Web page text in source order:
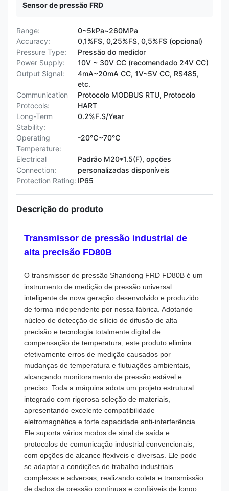
Sensor de pressão FRD
Range:
0~5kPa~260MPa
Accuracy:
0,1%FS, 0,25%FS, 0,5%FS (opcional)
Pressure Type:
Pressão do medidor
Power Supply:
10V ~ 30V CC (recomendado 24V CC)
Output Signal:
4mA~20mA CC, 1V~5V CC, RS485,
etc.
Communication
Protocols:
Protocolo MODBUS RTU, Protocolo
HART
Long-Term
Stability:
0.2%F.S/Year
Operating
Temperature:
-20℃~70℃
Electrical
Connection:
Padrão M20*1.5(F), opções
personalizadas disponíveis
Protection Rating: IP65
Descrição do produto
Transmissor de pressão industrial de
alta precisão FD80B
O transmissor de pressão Shandong FRD FD80B é um
instrumento de medição de pressão universal
inteligente de nova geração desenvolvido e produzido
de forma independente por nossa fábrica. Adotando
núcleo de detecção de silício de difusão de alta
precisão e tecnologia totalmente digital de
compensação de temperatura, este produto elimina
efetivamente erros de medição causados ​​por
mudanças de temperatura e flutuações ambientais,
alcançando monitoramento de pressão estável e
preciso. Toda a máquina adota um projeto estrutural
integrado com rigorosa seleção de materiais,
apresentando excelente compatibilidade
eletromagnética e forte capacidade anti-interferência.
Ele suporta vários modos de sinal de saída e
protocolos de comunicação industrial convencionais,
com opções de alcance flexíveis e diversas. Ele pode
se adaptar a condições de trabalho industriais
complexas e adversas, realizando coleta e transmissão
de dados de pressão contínuas e confiáveis ​​de longo